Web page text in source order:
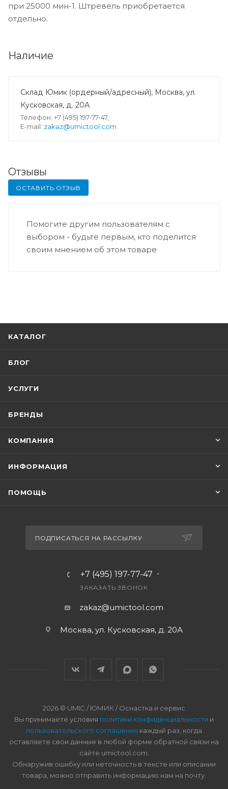
при 25000 мин-1. Штревель приобретается
отдельно.
Наличие
Склад Юмик (ордерный/адресный), Москва, ул.
Кусковская, д. 20А
Телефон: +7 (495) 197-77-47,
E-mail: zakaz@umictool.com
Отзывы
ОСТАВИТЬ ОТЗЫВ
Помогите другим пользователям с
выбором - будьте первым, кто поделится
своим мнением об этом товаре
КАТАЛОГ
БЛОГ
УСЛУГИ
БРЕНДЫ
КОМПАНИЯ
ИНФОРМАЦИЯ
ПОМОЩЬ
ПОДПИСАТЬСЯ НА РАССЫЛКУ
+7 (495) 197-77-47
ЗАКАЗАТЬ ЗВОНОК
zakaz@umictool.com
Москва, ул. Кусковская, д. 20А
2026 © UMIC / ЮМИК / Оснастка и сервис
Вы принимаете условия политики конфиденциальности и
пользовательского соглашения каждый раз, когда
оставляете свои данные в любой форме обратной связи на
сайте umictool.com.
Обнаружив ошибку или неточность в тексте или описании
товара, можно отправить информацию нам на почту.